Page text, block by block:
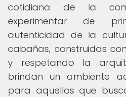
cotidiana de la
experimentar de
autenticidad de la
cabañas, construidas
y respetando la
brindan un ambiente
para aquellos que